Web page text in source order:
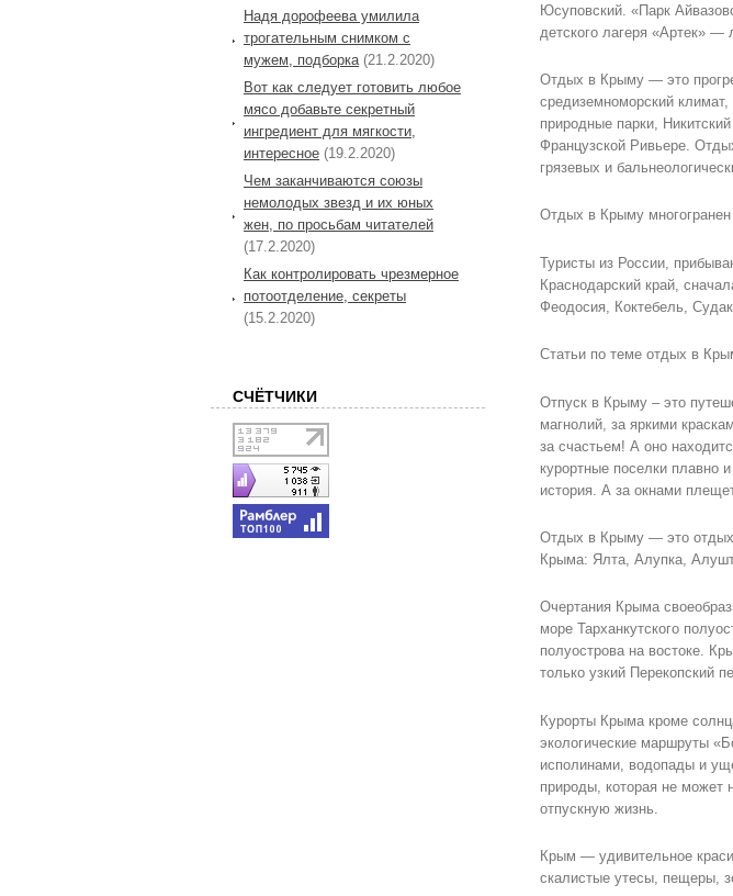
Юсуповский. «Парк
детского лагеря «Артек» —
Отдых в Крыму — это
средиземноморский
природные парки,
Французской Ривьере.
грязевых и
Отдых в Крыму
Туристы из России,
Краснодарский край,
Феодосия, Коктебель,
Статьи по теме отдых в
Отпуск в Крыму – это
магнолий, за яркими
за счастьем! А оно
курортные поселки плавно
история. А за окнами
Отдых в Крыму — это отдых
Крыма: Ялта, Алупка,
Очертания Крыма
море Тарханкутского
полуострова на востоке.
только узкий Перекопский
Курорты Крыма кроме
экологические маршруты
исполинами, водопады и
природы, которая не может
отпускную жизнь.
Крым — удивительное
скалистые утесы, пещеры,
Надя дорофеева умилила
трогательным снимком с
мужем, подборка (21.2.2020)
Вот как следует готовить любое
мясо добавьте секретный
ингредиент для мягкости,
интересное (19.2.2020)
Чем заканчиваются союзы
немолодых звезд и их юных
жен, по просьбам читателей
(17.2.2020)
Как контролировать чрезмерное
потоотделение, секреты
(15.2.2020)
СЧЁТЧИКИ